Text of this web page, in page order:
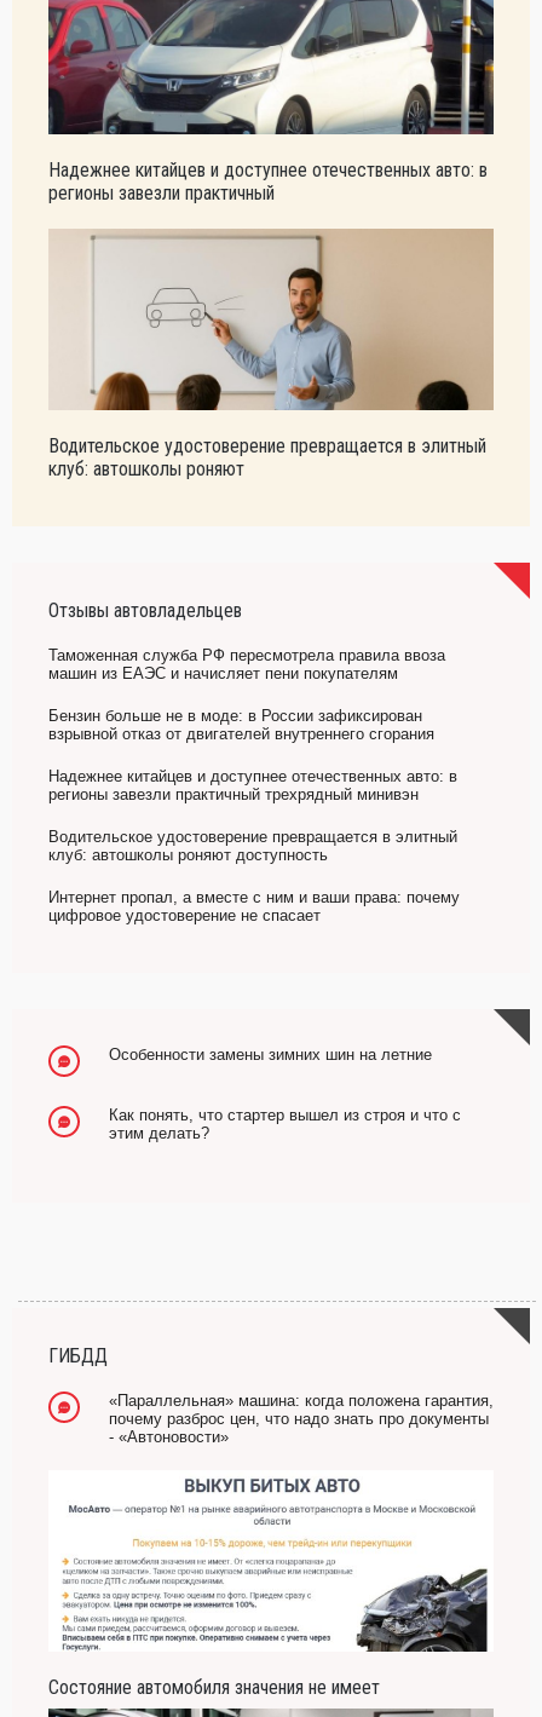
Надежнее китайцев и доступнее отечественных авто: в
регионы завезли практичный
Водительское удостоверение превращается в элитный
клуб: автошколы роняют
Отзывы автовладельцев
Таможенная служба РФ пересмотрела правила ввоза
машин из ЕАЭС и начисляет пени покупателям
Бензин больше не в моде: в России зафиксирован
взрывной отказ от двигателей внутреннего сгорания
Надежнее китайцев и доступнее отечественных авто: в
регионы завезли практичный трехрядный минивэн
Водительское удостоверение превращается в элитный
клуб: автошколы роняют доступность
Интернет пропал, а вместе с ним и ваши права: почему
цифровое удостоверение не спасает
Особенности замены зимних шин на летние
Как понять, что стартер вышел из строя и что с
этим делать?
ГИБДД
«Параллельная» машина: когда положена гарантия,
почему разброс цен, что надо знать про документы
- «Автоновости»
Состояние автомобиля значения не имеет